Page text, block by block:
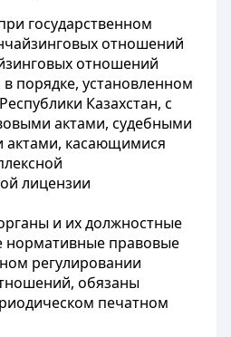
государственном
отношений
отношений
порядке, установленном
Казахстан, с
актами, судебными
касающимися
лицензии
и их должностные
правовые
регулировании
обязаны
печатном